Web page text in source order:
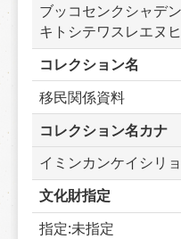
ブッコセンクシャデ
キトシテワスレエヌ
コレクション名
移民関係資料
コレクション名カナ
イミンカンケイシリ
文化財指定
指定:未指定